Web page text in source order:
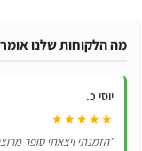
זוהרות
לגינה
מה הלקוחות שלנו
יוסי כ.
★★★★★
"הזמנתי ויצאתי סופר